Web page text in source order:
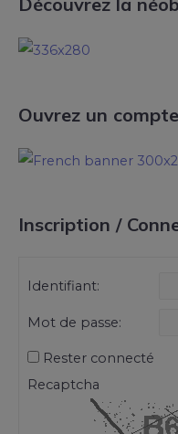
Ouvrez un
Inscription /
Identifiant:
Mot de passe:
Rester connecté
Recaptcha